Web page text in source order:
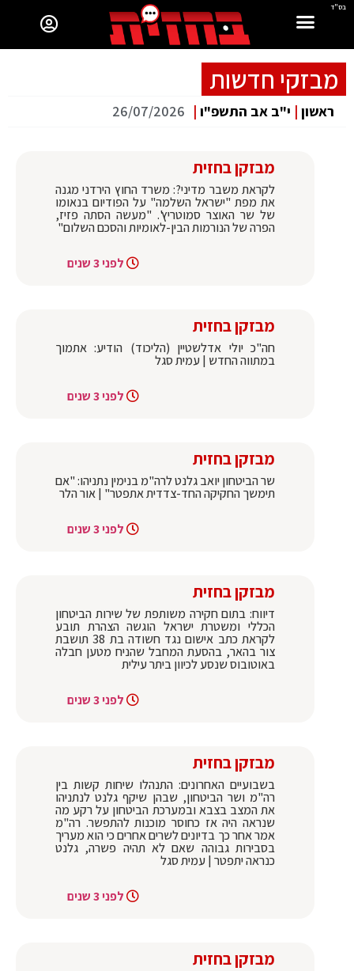
בס"ד
מבזקי חדשות
ראשון | י"ב אב התשפ"ו |
26/07/2026
מבזקן בחזית
לקראת משבר מדיני?: משרד החוץ הירדני מגנה
את מפת "ישראל השלמה" על הפודיום בנאומו
של שר האוצר סמוטריץ'. "מעשה הסתה פזיז,
הפרה של הנורמות הבין-לאומיות והסכם השלום"
לפני 3 שנים
מבזקן בחזית
חה"כ יולי אדלשטיין (הליכוד) הודיע: אתמוך
במתווה החדש | עמית סגל
לפני 3 שנים
מבזקן בחזית
שר הביטחון יואב גלנט לרה"מ בנימין נתניהו: "אם
תימשך החקיקה החד-צדדית אתפטר" | אור הלר
לפני 3 שנים
מבזקן בחזית
דיווח: בתום חקירה משותפת של שירות הביטחון
הכללי ומשטרת ישראל הוגשה הצהרת תובע
לקראת כתב אישום נגד חשודה בת 38 תושבת
צור בהאר, בהסעת המחבל שהניח מטען חבלה
באוטובוס שנסע לכיוון ביתר עילית
לפני 3 שנים
מבזקן בחזית
בשבועיים האחרונים: התנהלו שיחות קשות בין
רה"מ ושר הביטחון, שבהן שיקף גלנט לנתניהו
את המצב בצבא ובמערכת הביטחון על רקע מה
שנראה היה אז כחוסר מוכנות להתפשר. רה"מ
אמר אחר כך בדיונים לשרים אחרים כי הוא מעריך
בסבירות גבוהה שאם לא תהיה פשרה, גלנט
כנראה יתפטר | עמית סגל
לפני 3 שנים
מבזקן בחזית